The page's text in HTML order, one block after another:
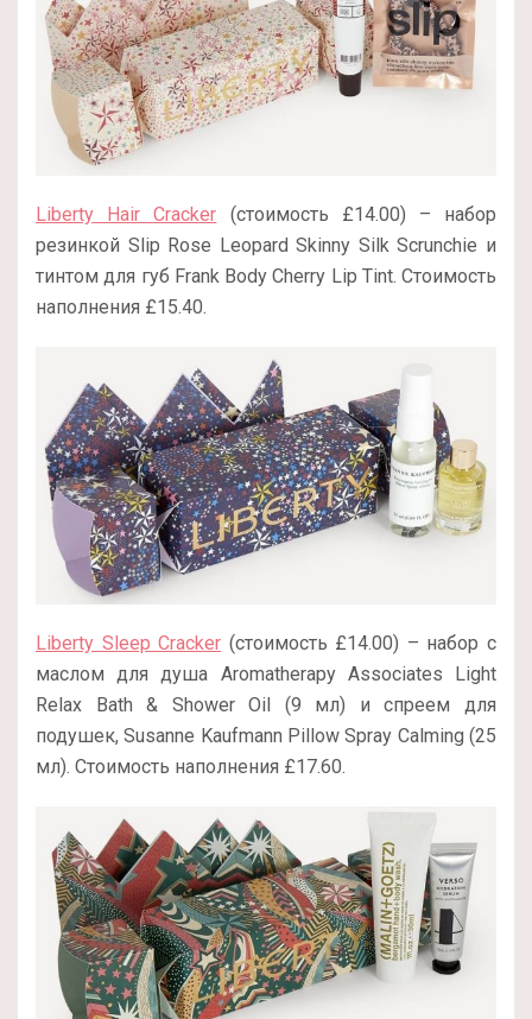
Liberty Hair Cracker (стоимость £14.00) – набор
резинкой Slip Rose Leopard Skinny Silk Scrunchie и
тинтом для губ Frank Body Cherry Lip Tint. Стоимость
наполнения £15.40.
Liberty Sleep Cracker (стоимость £14.00) – набор с
маслом для душа Aromatherapy Associates Light
Relax Bath & Shower Oil (9 мл) и спреем для
подушек, Susanne Kaufmann Pillow Spray Calming (25
мл). Стоимость наполнения £17.60.